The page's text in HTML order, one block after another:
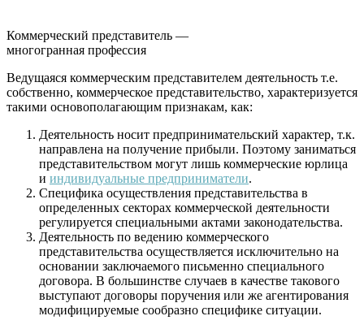
Коммерческий представитель —
многогранная профессия
Ведущаяся коммерческим представителем деятельность т.е.
собственно, коммерческое представительство, характеризуется
такими основополагающим признакам, как:
Деятельность носит предпринимательский характер, т.к.
направлена на получение прибыли. Поэтому заниматься
представительством могут лишь коммерческие юрлица
и индивидуальные предприниматели.
Специфика осуществления представительства в
определенных секторах коммерческой деятельности
регулируется специальными актами законодательства.
Деятельность по ведению коммерческого
представительства осуществляется исключительно на
основании заключаемого письменно специального
договора. В большинстве случаев в качестве такового
выступают договоры поручения или же агентирования
модифицируемые сообразно специфике ситуации.